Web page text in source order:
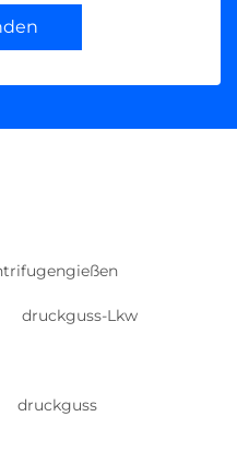
druckguss-Lkw
druckguss